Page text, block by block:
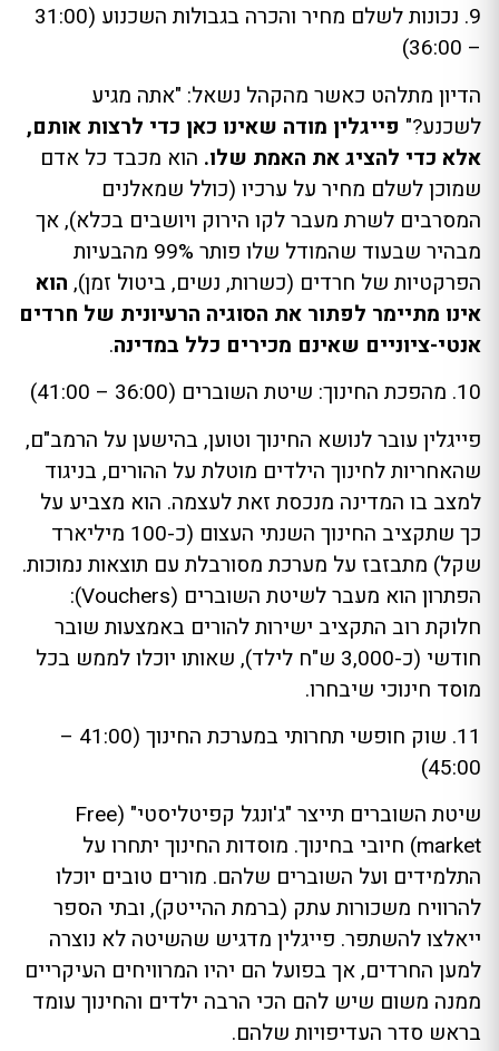
9. נכונות לשלם מחיר והכרה בגבולות השכנוע (31:00
– 36:00)
הדיון מתלהט כאשר מהקהל נשאל: "אתה מגיע
לשכנע?" פייגלין מודה שאינו כאן כדי לרצות אותם,
אלא כדי להציג את האמת שלו. הוא מכבד כל אדם
שמוכן לשלם מחיר על ערכיו (כולל שמאלנים
המסרבים לשרת מעבר לקו הירוק ויושבים בכלא), אך
מבהיר שבעוד שהמודל שלו פותר 99% מהבעיות
הפרקטיות של חרדים (כשרות, נשים, ביטול זמן), הוא
אינו מתיימר לפתור את הסוגיה הרעיונית של חרדים
אנטי-ציוניים שאינם מכירים כלל במדינה.
10. מהפכת החינוך: שיטת השוברים (36:00 – 41:00)
פייגלין עובר לנושא החינוך וטוען, בהישען על הרמב"ם,
שהאחריות לחינוך הילדים מוטלת על ההורים, בניגוד
למצב בו המדינה מנכסת זאת לעצמה. הוא מצביע על
כך שתקציב החינוך השנתי העצום (כ-100 מיליארד
שקל) מתבזבז על מערכת מסורבלת עם תוצאות נמוכות.
הפתרון הוא מעבר לשיטת השוברים (Vouchers):
חלוקת רוב התקציב ישירות להורים באמצעות שובר
חודשי (כ-3,000 ש"ח לילד), שאותו יוכלו לממש בכל
מוסד חינוכי שיבחרו.
11. שוק חופשי תחרותי במערכת החינוך (41:00 –
45:00)
שיטת השוברים תייצר "ג'ונגל קפיטליסטי" (Free
market) חיובי בחינוך. מוסדות החינוך יתחרו על
התלמידים ועל השוברים שלהם. מורים טובים יוכלו
להרוויח משכורות עתק (ברמת ההייטק), ובתי הספר
ייאלצו להשתפר. פייגלין מדגיש שהשיטה לא נוצרה
למען החרדים, אך בפועל הם יהיו המרוויחים העיקריים
ממנה משום שיש להם הכי הרבה ילדים והחינוך עומד
בראש סדר העדיפויות שלהם.